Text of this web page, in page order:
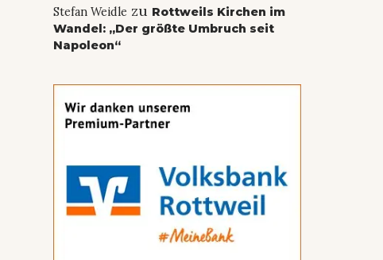
Stefan Weidle zu Rottweils Kirchen im
Wandel: „Der größte Umbruch seit
Napoleon“